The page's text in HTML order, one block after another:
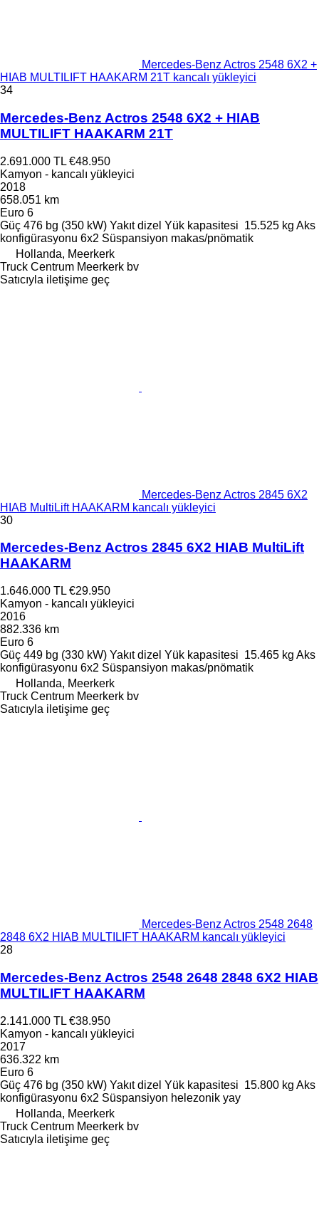
Mercedes-Benz Actros 2548 6X2 +
HIAB MULTILIFT HAAKARM 21T kancalı yükleyici
34
Mercedes-Benz Actros 2548 6X2 + HIAB
MULTILIFT HAAKARM 21T
2.691.000 TL €48.950
Kamyon - kancalı yükleyici
2018
658.051 km
Euro 6
Güç 476 bg (350 kW) Yakıt dizel Yük kapasitesi 15.525 kg Aks
konfigürasyonu 6x2 Süspansiyon makas/pnömatik
Hollanda, Meerkerk
Truck Centrum Meerkerk bv
Satıcıyla iletişime geç
Mercedes-Benz Actros 2845 6X2
HIAB MultiLift HAAKARM kancalı yükleyici
30
Mercedes-Benz Actros 2845 6X2 HIAB MultiLift
HAAKARM
1.646.000 TL €29.950
Kamyon - kancalı yükleyici
2016
882.336 km
Euro 6
Güç 449 bg (330 kW) Yakıt dizel Yük kapasitesi 15.465 kg Aks
konfigürasyonu 6x2 Süspansiyon makas/pnömatik
Hollanda, Meerkerk
Truck Centrum Meerkerk bv
Satıcıyla iletişime geç
Mercedes-Benz Actros 2548 2648
2848 6X2 HIAB MULTILIFT HAAKARM kancalı yükleyici
28
Mercedes-Benz Actros 2548 2648 2848 6X2 HIAB
MULTILIFT HAAKARM
2.141.000 TL €38.950
Kamyon - kancalı yükleyici
2017
636.322 km
Euro 6
Güç 476 bg (350 kW) Yakıt dizel Yük kapasitesi 15.800 kg Aks
konfigürasyonu 6x2 Süspansiyon helezonik yay
Hollanda, Meerkerk
Truck Centrum Meerkerk bv
Satıcıyla iletişime geç